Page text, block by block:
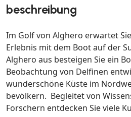
beschreibung
Im Golf von Alghero erwartet
Erlebnis mit dem Boot auf der
Alghero aus besteigen Sie ein
Beobachtung von Delfinen
wunderschöne Küste im
bevölkern. Begleitet von
Forschern entdecken Sie viele